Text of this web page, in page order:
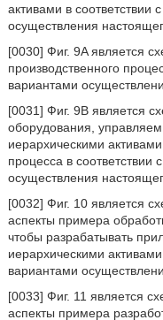
активами в соответствии
осуществления
[0030] Фиг. 9A является
производственного
вариантами
[0031] Фиг. 9B является
оборудования,
иерархическими
процесса в
осуществления
[0032] Фиг. 10 является
аспекты примера
чтобы разрабатывать
иерархическими
вариантами
[0033] Фиг. 11 является
аспекты примера